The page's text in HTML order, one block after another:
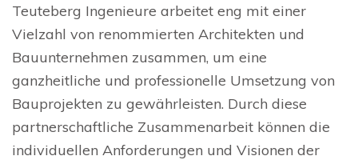
Teuteberg Ingenieure arbeitet eng mit einer
Vielzahl von renommierten Architekten und
Bauunternehmen zusammen, um eine
ganzheitliche und professionelle Umsetzung von
Bauprojekten zu gewährleisten. Durch diese
partnerschaftliche Zusammenarbeit können die
individuellen Anforderungen und Visionen der